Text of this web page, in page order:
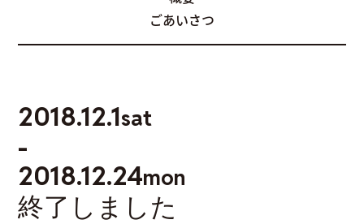
ごあいさつ
2018.12.1sat
-
2018.12.24mon
終了しました
会場一覧 作家一覧